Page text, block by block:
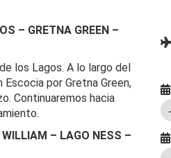
– GRETNA GREEN –
los Lagos. A lo largo del
por Gretna Green,
Continuaremos hacia
– LAGO NESS –